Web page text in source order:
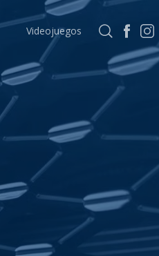
Videojuegos